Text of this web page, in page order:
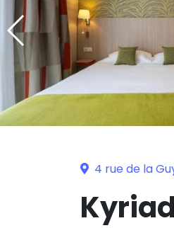
4 rue de la